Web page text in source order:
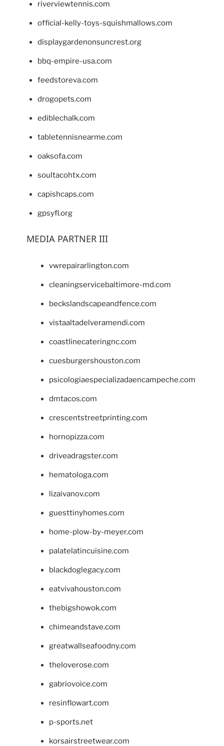
riverviewtennis.com
official-kelly-toys-squishmallows.com
displaygardenonsuncrest.org
bbq-empire-usa.com
feedstoreva.com
drogopets.com
ediblechalk.com
tabletennisnearme.com
oaksofa.com
soultacohtx.com
capishcaps.com
gpsyfl.org
MEDIA PARTNER III
vwrepairarlington.com
cleaningservicebaltimore-md.com
beckslandscapeandfence.com
vistaaltadelveramendi.com
coastlinecateringnc.com
cuesburgershouston.com
psicologiaespecializadaencampeche.com
dmtacos.com
crescentstreetprinting.com
hornopizza.com
driveadragster.com
hematologa.com
lizaivanov.com
guesttinyhomes.com
home-plow-by-meyer.com
palatelatincuisine.com
blackdoglegacy.com
eatvivahouston.com
thebigshowok.com
chimeandstave.com
greatwallseafoodny.com
theloverose.com
gabriovoice.com
resinflowart.com
p-sports.net
korsairstreetwear.com